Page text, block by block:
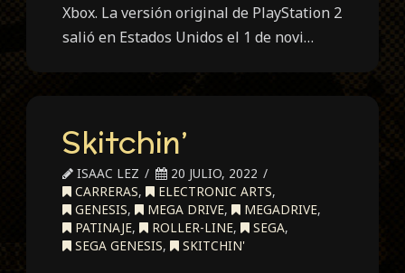
Xbox. La versión original de PlayStation 2
salió en Estados Unidos el 1 de novi…
Skitchin’
ISAAC LEZ
20 JULIO, 2022
CARRERAS, ELECTRONIC ARTS,
GENESIS, MEGA DRIVE, MEGADRIVE,
PATINAJE, ROLLER-LINE, SEGA,
SEGA GENESIS, SKITCHIN'